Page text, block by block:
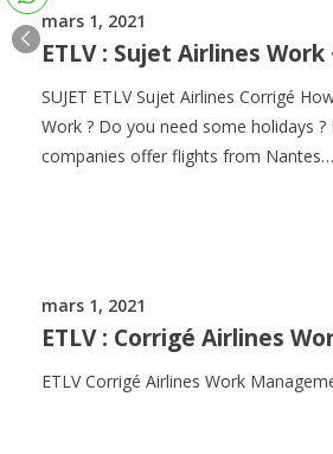
mars 1, 2021
ETLV : Sujet Airlines Work
SUJET ETLV Sujet Airlines Corrigé
Work ? Do you need some holidays
companies offer flights from Nantes…
mars 1, 2021
ETLV : Corrigé Airlines
ETLV Corrigé Airlines Work